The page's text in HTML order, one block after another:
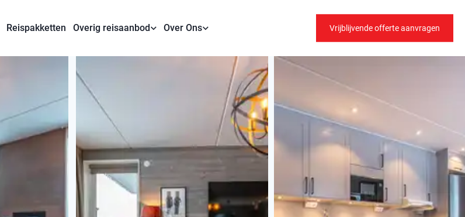
Reispakketten Overig reisaanbod Over Ons Vrijblijvende offerte aanvragen